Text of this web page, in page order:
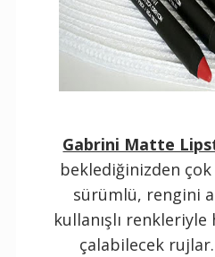
Gabrini Matte
beklediğinizden çok
sürümlü, rengini
kullanışlı
çalabilecek